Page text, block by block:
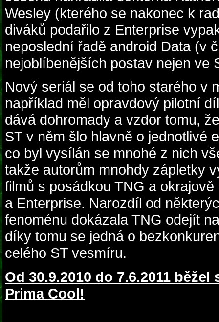
Wesley (kterého se nakonec k
diváků podařilo z Enterprise
neposlední řadě android Data (v
nejoblíbenějších postav nejen ve
Nový seriál se od toho starého v
například měl opravdový pilotní
dává dohromady a vzdor tomu,
ST v něm šlo hlavně o jednotlivé
co byl vysílán se mnohé z nich
takže autorům mnohdy zápletky
filmů s posádkou TNG a
a Enterprise. Narozdíl od
fenoménu dokázala TNG odejít
díky tomu se jedná o
celého ST vesmíru.
Od 30.9.2010 do 7.6.2011
Prima Cool!